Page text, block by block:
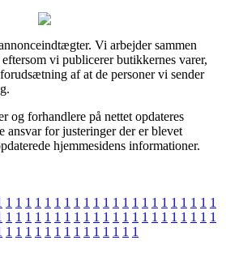
Vi arbejder sammen
vi publicerer butikkernes varer,
af at de personer vi sender
og forhandlere på nettet opdateres
ansvar for justeringer der er blevet
hjemmesidens informationer.
1 1 1 1 1 1 1 1 1 1 1 1 1 1 1 1 1 1 1 1 1 1
1 1 1 1 1 1 1 1 1 1 1 1 1 1 1 1 1 1 1 1 1 1
1 1 1 1 1 1 1 1 1 1 1 1 1 1